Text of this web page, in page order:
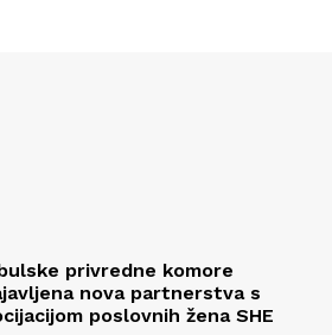
privredne komore
nova partnerstva s
poslovnih žena SHE